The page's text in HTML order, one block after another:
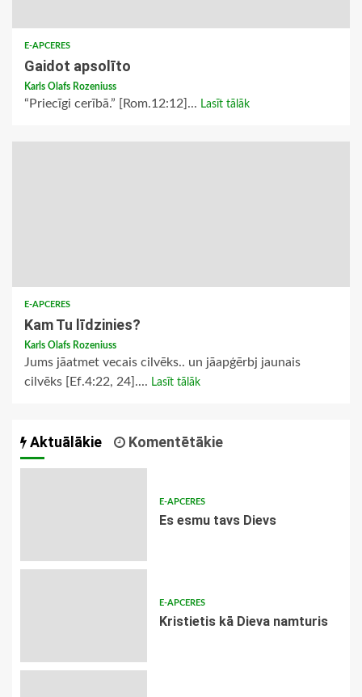
E-APCERES
Gaidot apsolīto
Karls Olafs Rozeniuss
“Priecīgi cerībā.” [Rom.12:12]... Lasīt tālāk
E-APCERES
Kam Tu līdzinies?
Karls Olafs Rozeniuss
Jums jāatmet vecais cilvēks.. un jāapģērbj jaunais
cilvēks [Ef.4:22, 24].... Lasīt tālāk
Aktuālākie Komentētākie
E-APCERES
Es esmu tavs Dievs
E-APCERES
Kristietis kā Dieva namturis